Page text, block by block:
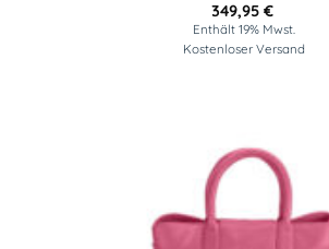
349,95 €
Enthält 19% Mwst.
Kostenloser Versand